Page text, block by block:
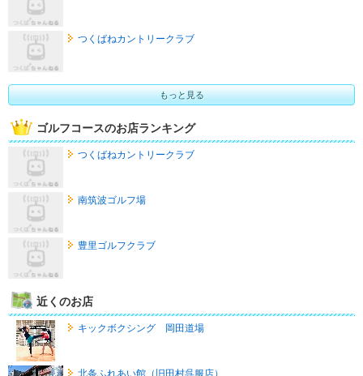
つくばねカントリークラブ
もっと見る
ゴルフコースのお店ランキング
つくばねカントリークラブ
南筑波ゴルフ場
豊里ゴルフクラブ
近くのお店
キックボクシング 岡田道場
北条ふれあい館（旧田村呉服店）